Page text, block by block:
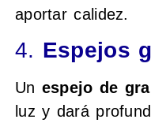
aportar calidez.
4. Espejos
Un espejo de
luz y dará